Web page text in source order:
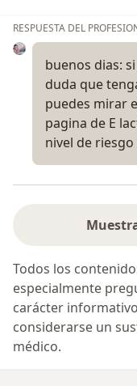
RESPUESTA DEL
buenos dias:
duda que
puedes mirar
pagina de E
nivel de
Todos los
especialmente
carácter
considerarse un
médico.